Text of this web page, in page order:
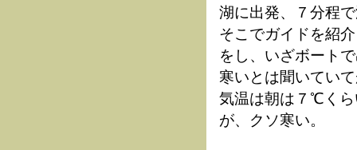
湖に出発、７分程
そこでガイドを紹
をし、いざボート
寒いとは聞いてい
気温は朝は７℃くら
が、クソ寒い。